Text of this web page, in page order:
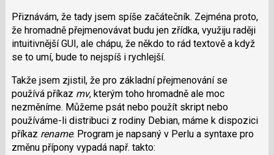
Přiznávám, že tady jsem spíše začátečník. Zejména proto,
že hromadně přejmenovávat budu jen zřídka, využiju raději
intuitivnější GUI, ale chápu, že někdo to rád textově a když
se to umí, bude to nejspíš i rychlejší.
Takže jsem zjistil, že pro základní přejmenování se
používá příkaz mv, kterým toho hromadně ale moc
nezměníme. Můžeme psát nebo použít skript nebo
používáme-li distribuci z rodiny Debian, máme k dispozici
příkaz rename. Program je napsaný v Perlu a syntaxe pro
změnu přípony vypadá např. takto: